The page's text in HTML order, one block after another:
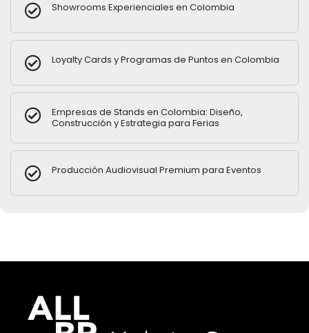
Showrooms Experienciales en Colombia
Loyalty Cards y Programas de Puntos en Colombia
Empresas de Stands en Colombia: Diseño,
Construcción y Estrategia para Ferias
Producción Audiovisual Premium para Eventos